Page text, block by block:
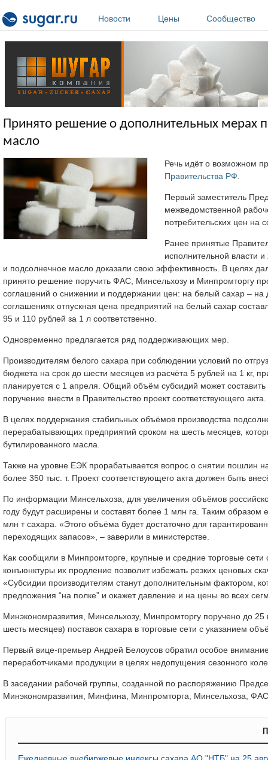
Новости
Цены Сообщество
Принято решение о дополнительных мерах
масло
Речь идёт о возможном
Правительства РФ
Первый заместитель
межведомственной
потребительских цен на
Ранее принятые
исполнительной власти
и подсолнечное масло доказали свою эффективность. В целях
принято решение поручить ФАС, Минсельхозу и Минпромторгу
соглашений о снижении и поддержании цен: на белый сахар –
соглашениях отпускная цена предприятий на белый сахар
95 и 110 рублей за 1 л соответственно.
Одновременно предлагается ряд поддерживающих мер.
Производителям белого сахара при соблюдении условий по
бюджета на срок до шести месяцев из расчёта 5 рублей на 1 кг,
планируется с 1 апреля. Общий объём субсидий может
поручение внести в Правительство проект соответствующего акта.
В целях поддержания стабильных объёмов производства
перерабатывающих предприятий сроком на шесть месяцев,
бутилированного масла.
Также на уровне ЕЭК прорабатывается вопрос о снятии пошлин
более 350 тыс. т. Проект соответствующего акта должен быть
По информации Минсельхоза, для увеличения объёмов
году будут расширены и составят более 1 млн га. Таким образом
млн т сахара. «Этого объёма будет достаточно для
переходящих запасов», – заверили в министерстве.
Как сообщили в Минпромторге, крупные и средние торговые
конъюнктуры их продление позволит избежать резких ценовых
«Субсидии производителям станут дополнительным фактором,
предложения “на полке” и окажет давление и на цены во всех
Минэкономразвития, Минсельхозу, Минпромторгу поручено до
шесть месяцев) поставок сахара в торговые сети с указанием
Первый вице-премьер Андрей Белоусов обратил особое
переработчиками продукции в целях недопущения сезонного
В заседании рабочей группы, созданной по распоряжению
Минэкономразвития, Минфина, Минпромторга, Минсельхоза,
Ежедневные внебиржевые индексы сахара АО "НТБ" на 25